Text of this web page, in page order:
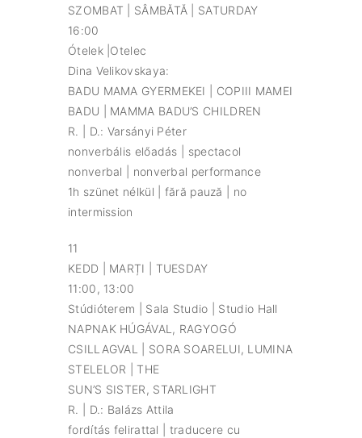
SZOMBAT | SÂMBĂTĂ | SATURDAY
16:00
Ótelek |Otelec
Dina Velikovskaya:
BADU MAMA GYERMEKEI | COPIII MAMEI
BADU | MAMMA BADU’S CHILDREN
R. | D.: Varsányi Péter
nonverbális előadás | spectacol
nonverbal | nonverbal performance
1h szünet nélkül | fără pauză | no
intermission
11
KEDD | MARȚI | TUESDAY
11:00, 13:00
Stúdióterem | Sala Studio | Studio Hall
NAPNAK HÚGÁVAL, RAGYOGÓ
CSILLAGVAL | SORA SOARELUI, LUMINA
STELELOR | THE
SUN’S SISTER, STARLIGHT
R. | D.: Balázs Attila
fordítás felirattal | traducere cu